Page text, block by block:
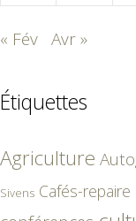
« Fév Avr »
Étiquettes
Agriculture
Sivens Cafés-repaire